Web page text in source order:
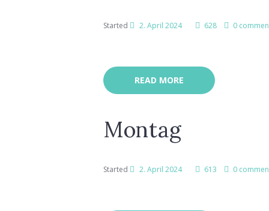
Started 2. April 2024 628 0
READ MORE
Montag
Started 2. April 2024 613 0